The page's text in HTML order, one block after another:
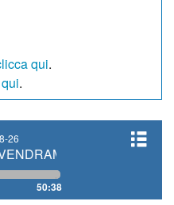
qui.
.
26
FILIPPO FIORELLI
50:38